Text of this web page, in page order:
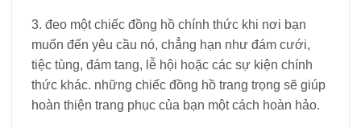
3. đeo một chiếc đồng hồ chính thức khi nơi bạn
muốn đến yêu cầu nó, chẳng hạn như đám cưới,
tiệc tùng, đám tang, lễ hội hoặc các sự kiện chính
thức khác. những chiếc đồng hồ trang trọng sẽ giúp
hoàn thiện trang phục của bạn một cách hoàn hảo.